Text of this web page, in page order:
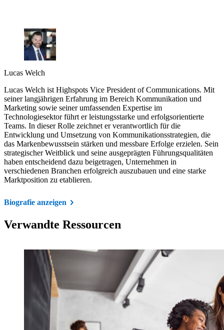
Lucas Welch
Lucas Welch ist Highspots Vice President of Communications. Mit
seiner langjährigen Erfahrung im Bereich Kommunikation und
Marketing sowie seiner umfassenden Expertise im
Technologiesektor führt er leistungsstarke und erfolgsorientierte
Teams. In dieser Rolle zeichnet er verantwortlich für die
Entwicklung und Umsetzung von Kommunikationsstrategien, die
das Markenbewusstsein stärken und messbare Erfolge erzielen. Sein
strategischer Weitblick und seine ausgeprägten Führungsqualitäten
haben entscheidend dazu beigetragen, Unternehmen in
verschiedenen Branchen erfolgreich auszubauen und eine starke
Marktposition zu etablieren.
Biografie anzeigen
Verwandte Ressourcen